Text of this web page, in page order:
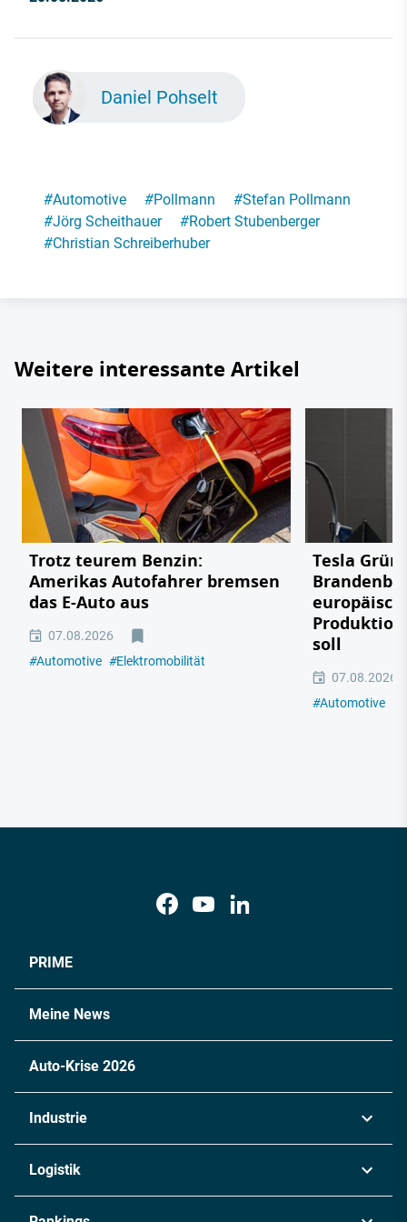
Daniel Pohselt
#Automotive #Pollmann #Stefan Pollmann
#Jörg Scheithauer #Robert Stubenberger
#Christian Schreiberhuber
Weitere interessante Artikel
Trotz teurem Benzin:
Amerikas Autofahrer bremsen
das E-Auto aus
07.08.2026
#Automotive #Elektromobilität
Tesla
soll
07.08.2026
#Automotive
PRIME
Meine News
Auto-Krise 2026
Industrie
Logistik